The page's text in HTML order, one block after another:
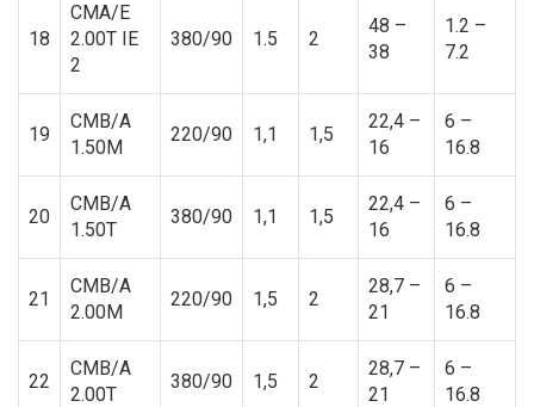
18
CMA/E
2.00T IE
2
380/90 1.5 2
48 –
38
1.2 –
7.2
19
CMB/A
1.50M
220/90 1,1 1,5
22,4 –
16
6 –
16.8
20
CMB/A
1.50T
380/90 1,1 1,5
22,4 –
16
6 –
16.8
21
CMB/A
2.00M
220/90 1,5 2
28,7 –
21
6 –
16.8
22
CMB/A
2.00T
380/90 1,5 2
28,7 –
21
6 –
16.8